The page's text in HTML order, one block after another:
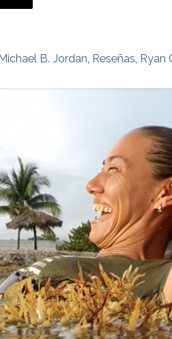
B. Jordan, Reseñas, Ryan